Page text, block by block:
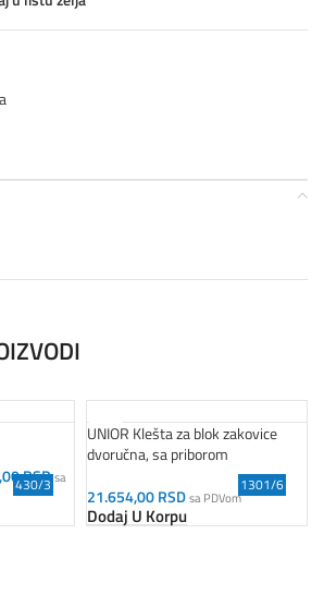
RSDsa
430/3
UNIOR Klešta za blok zakovice
dvoručna, sa priborom
21.654,00RSDsa PDVom
Dodaj U Korpu
1301/6